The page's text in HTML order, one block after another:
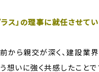
ス」の理事に就任させてい
ら親交が深く、建設業界
想いに強く共感したことで